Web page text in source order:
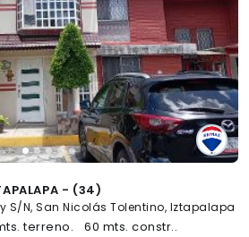
- (34)
S/N, San Nicolás Tolentino, Iztapalapa
terreno. 60 mts. constr..